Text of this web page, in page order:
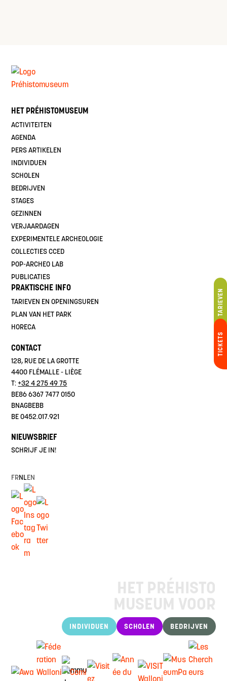
TICKETS
TARIEVEN
HET PRÉHISTOMUSEUM
ACTIVITEITEN
AGENDA
PERS ARTIKELEN
INDIVIDUEN
SCHOLEN
BEDRIJVEN
STAGES
GEZINNEN
VERJAARDAGEN
EXPERIMENTELE ARCHEOLOGIE
COLLECTIES CCED
POP-ARCHEO LAB
PUBLICATIES
PRAKTISCHE INFO
TARIEVEN EN OPENINGSUREN
PLAN VAN HET PARK
HORECA
CONTACT
128, RUE DE LA GROTTE
4400 FLÉMALLE - LIÈGE
T:+32 4 275 49 75
BE86 6367 7477 0150
BNAGBEBB
BE 0452.017.921
NIEUWSBRIEF
SCHRIJF JE IN!
FRNLEN
HET PRÉHISTO
MUSEUM VOOR
INDIVIDUEN SCHOLEN BEDRIJVEN